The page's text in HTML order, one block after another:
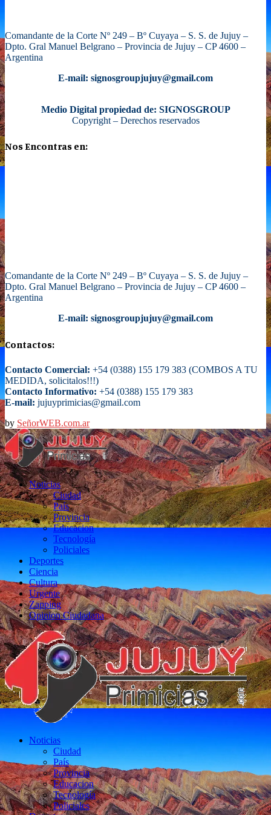
Comandante de la Corte Nº 249 – Bº Cuyaya – S. S. de Jujuy –
Dpto. Gral Manuel Belgrano – Provincia de Jujuy – CP 4600 –
Argentina
E-mail: signosgroupjujuy@gmail.com
Medio Digital propiedad de: SIGNOSGROUP
Copyright – Derechos reservados
Nos Encontras en:
Comandante de la Corte Nº 249 – Bº Cuyaya – S. S. de Jujuy –
Dpto. Gral Manuel Belgrano – Provincia de Jujuy – CP 4600 –
Argentina
E-mail: signosgroupjujuy@gmail.com
Contactos:
Contacto Comercial: +54 (0388) 155 179 383 (COMBOS A TU
MEDIDA, solicitalos!!!)
Contacto Informativo: +54 (0388) 155 179 383
E-mail: jujuyprimicias@gmail.com
by SeñorWEB.com.ar
Facebook
Twitter
Instagram
Email
Noticias
Ciudad
País
Provincia
Educacion
Tecnología
Policiales
Deportes
Ciencia
Cultura
Urgente
Zapping
Opinion Ciudadana
Noticias
Ciudad
País
Provincia
Educacion
Tecnología
Policiales